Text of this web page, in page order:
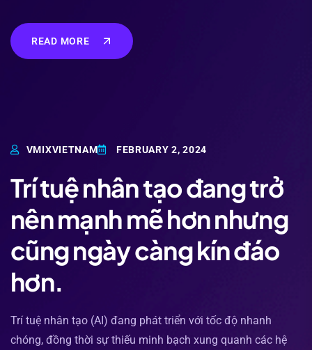
READ MORE
VMIXVIETNAM FEBRUARY 2, 2024
Trí tuệ nhân tạo đang trở
nên mạnh mẽ hơn nhưng
cũng ngày càng kín đáo
hơn.
Trí tuệ nhân tạo (AI) đang phát triển với tốc độ nhanh
chóng, đồng thời sự thiếu minh bạch xung quanh các hệ